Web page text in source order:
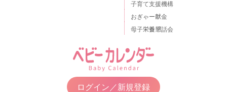
子育て支援機構
おぎゃー献金
母子栄養懇話会
ログイン／新規登録